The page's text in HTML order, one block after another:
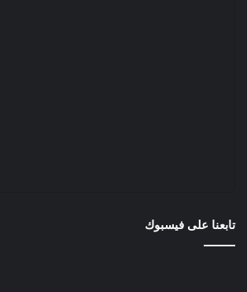
تابعنا على فيسبوك